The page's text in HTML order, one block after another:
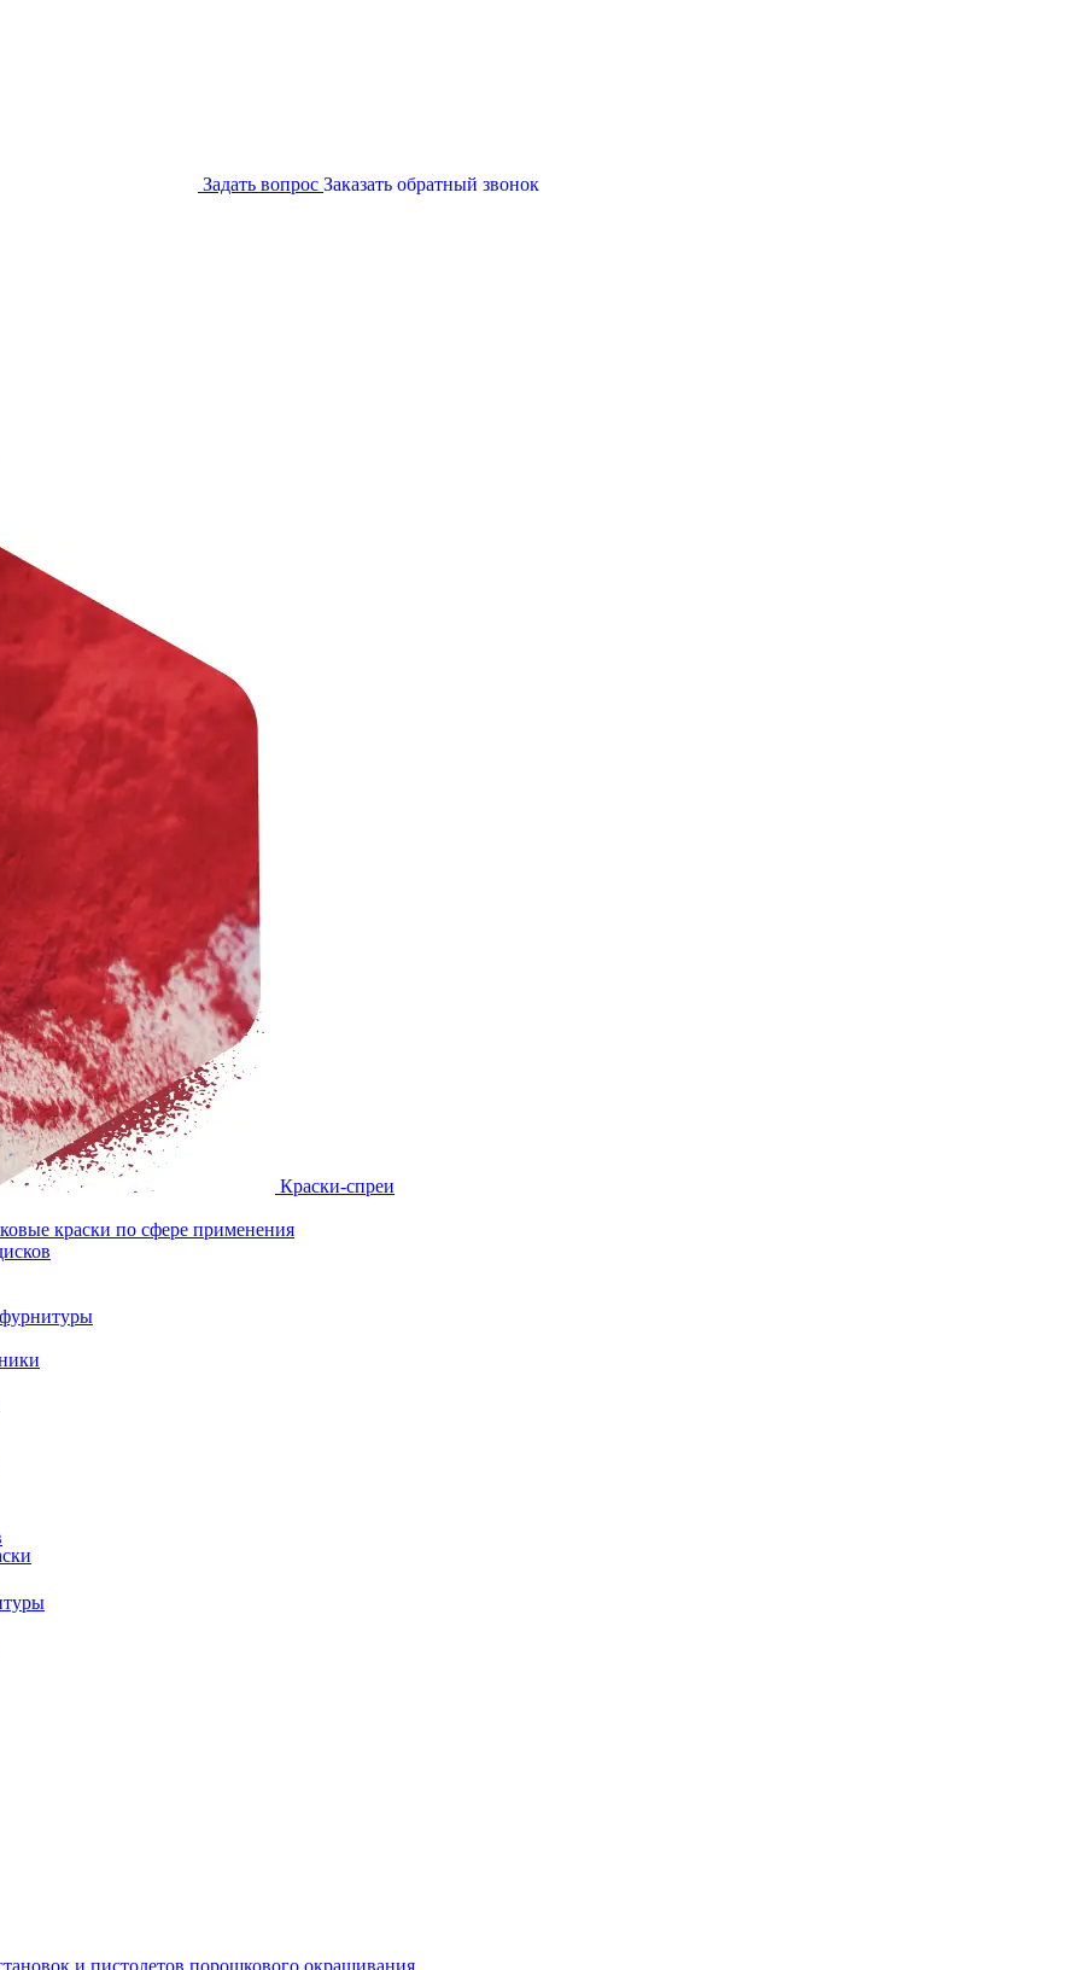
Задать вопрос Заказать обратный звонок
Краски-спреи
краски по сфере применения
и пистолетов порошкового окрашивания